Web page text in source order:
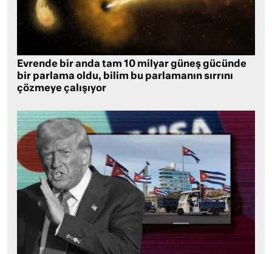
Evrende bir anda tam 10 milyar güneş gücünde
bir parlama oldu, bilim bu parlamanın sırrını
çözmeye çalışıyor